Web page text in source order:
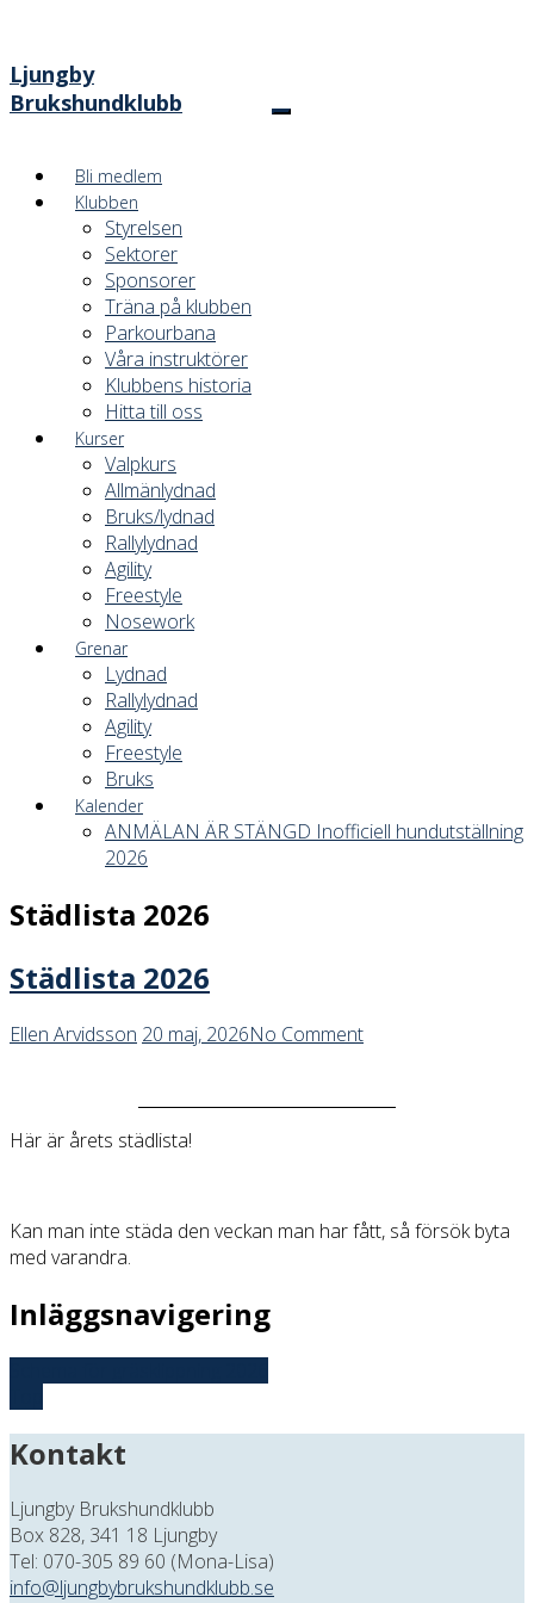
Ljungby
Brukshundklubb
Bli medlem
Klubben
Styrelsen
Sektorer
Sponsorer
Träna på klubben
Parkourbana
Våra instruktörer
Klubbens historia
Hitta till oss
Kurser
Valpkurs
Allmänlydnad
Bruks/lydnad
Rallylydnad
Agility
Freestyle
Nosework
Grenar
Lydnad
Rallylydnad
Agility
Freestyle
Bruks
Kalender
ANMÄLAN ÄR STÄNGD Inofficiell hundutställning
2026
Städlista 2026
Städlista 2026
Ellen Arvidsson 20 maj, 2026No Comment
Här är årets städlista!
Kan man inte städa den veckan man har fått, så försök byta
med varandra.
Inläggsnavigering
Kontakt
Ljungby Brukshundklubb
Box 828, 341 18 Ljungby
Tel: 070-305 89 60 (Mona-Lisa)
info@ljungbybrukshundklubb.se